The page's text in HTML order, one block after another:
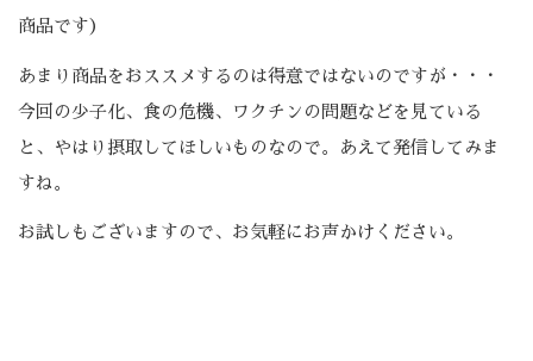
商品です）
あまり商品をおススメするのは得意ではないのですが・・・
今回の少子化、食の危機、ワクチンの問題などを見ている
と、やはり摂取してほしいものなので。あえて発信してみま
すね。
お試しもございますので、お気軽にお声かけください。